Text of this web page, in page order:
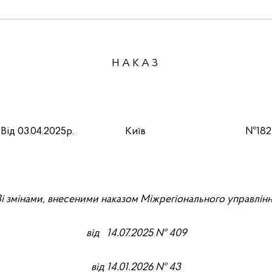
Н А К А З
Від 03.04.2025р. Київ №182
змінами, внесеними наказом Міжрегіонального
від 14.07.2025 № 409
від 14.01.2026 № 43